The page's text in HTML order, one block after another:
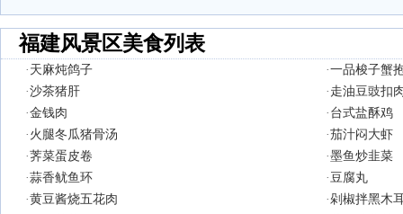
福建风景区美食列表
· 天麻炖鸽子 ·一品梭子蟹
·沙茶猪肝 · 走油豆豉扣
·金钱肉 · 台式盐酥鸡
· 火腿冬瓜猪骨汤 ·茄汁闷大虾
·荠菜蛋皮卷 ·墨鱼炒韭菜
·蒜香鱿鱼环 ·豆腐丸
·黄豆酱烧五花肉 ·剁椒拌黑木